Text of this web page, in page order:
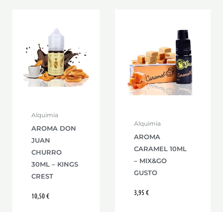
Alquimia
AROMA DON
JUAN
CHURRO
30ML – KINGS
CREST
10,50€
Alquimia
AROMA
CARAMEL 10ML
– MIX&GO
GUSTO
3,95 €